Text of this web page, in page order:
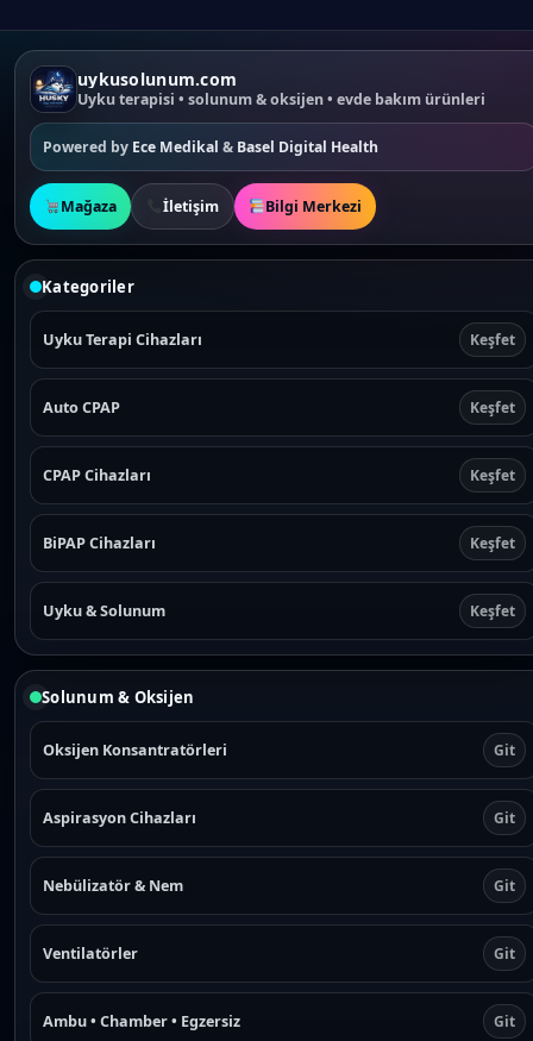
uykusolunum.com
Uyku terapisi • solunum & oksijen • evde bakım ürünleri
Powered by Ece Medikal & Basel Digital Health
Mağaza İletişim Bilgi Merkezi
Kategoriler
Uyku Terapi Cihazları Keşfet
Auto CPAP Keşfet
CPAP Cihazları Keşfet
BiPAP Cihazları Keşfet
Uyku & Solunum Keşfet
Solunum & Oksijen
Oksijen Konsantratörleri Git
Aspirasyon Cihazları Git
Nebülizatör & Nem Git
Ventilatörler Git
Ambu • Chamber • Egzersiz Git